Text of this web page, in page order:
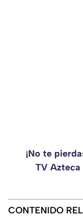
¡No te
TV Azteca
CONTENIDO